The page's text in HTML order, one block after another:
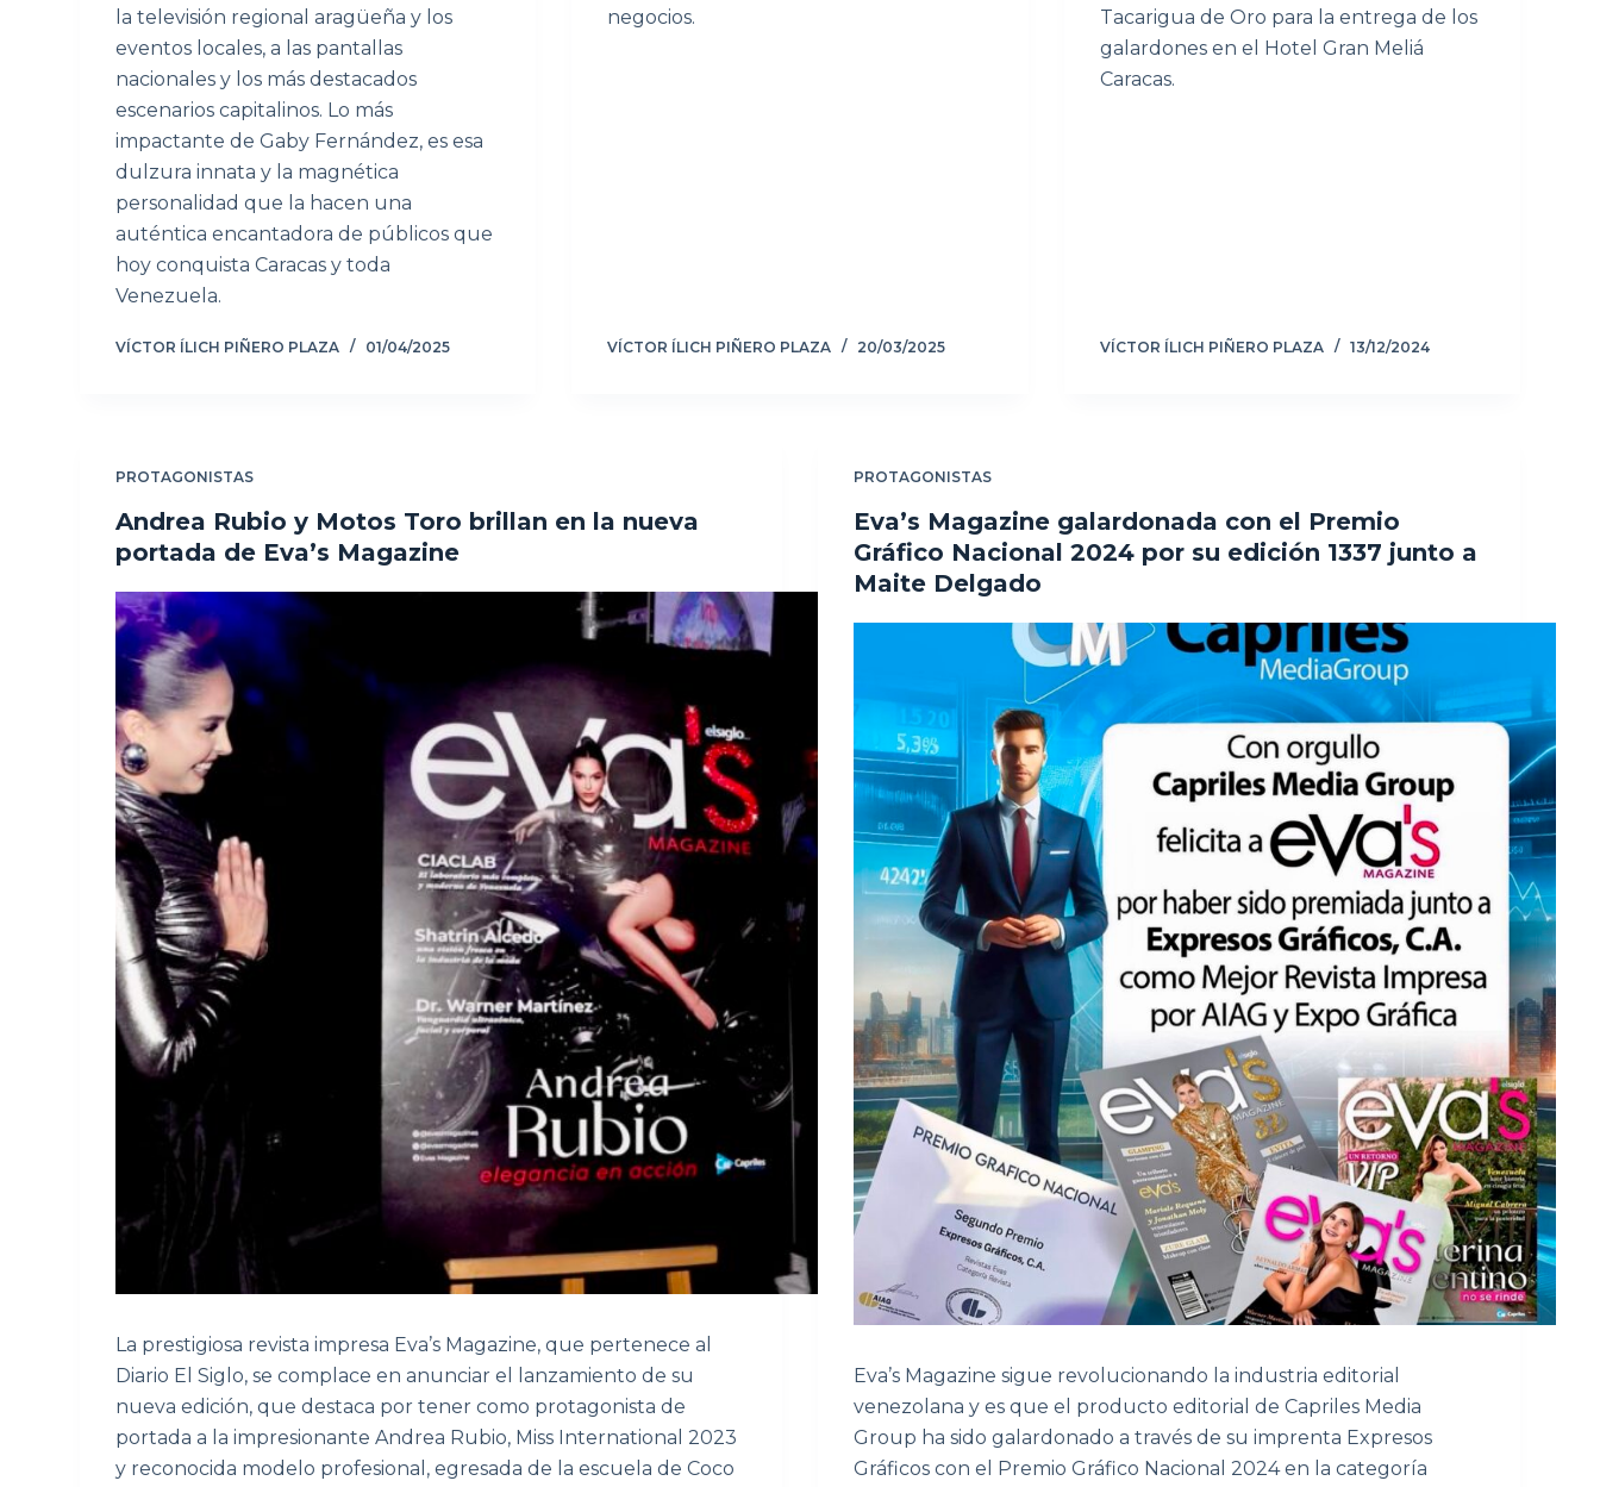
la televisión regional aragüeña y los
eventos locales, a las pantallas
nacionales y los más destacados
escenarios capitalinos. Lo más
impactante de Gaby Fernández, es esa
dulzura innata y la magnética
personalidad que la hacen una
auténtica encantadora de públicos que
hoy conquista Caracas y toda
Venezuela.
VÍCTOR ÍLICH PIÑERO PLAZA 01/04/2025
negocios.
VÍCTOR ÍLICH PIÑERO PLAZA 20/03/2025
Tacarigua de Oro para la entrega de los
galardones en el Hotel Gran Meliá
Caracas.
VÍCTOR ÍLICH PIÑERO PLAZA 13/12/2024
PROTAGONISTAS
Andrea Rubio y Motos Toro brillan en la nueva
portada de Eva’s Magazine
La prestigiosa revista impresa Eva’s Magazine, que pertenece al
Diario El Siglo, se complace en anunciar el lanzamiento de su
nueva edición, que destaca por tener como protagonista de
portada a la impresionante Andrea Rubio, Miss International 2023
y reconocida modelo profesional, egresada de la escuela de Coco
PROTAGONISTAS
Eva’s Magazine galardonada con el Premio
Gráfico Nacional 2024 por su edición 1337 junto a
Maite Delgado
Eva’s Magazine sigue revolucionando la industria editorial
venezolana y es que el producto editorial de Capriles Media
Group ha sido galardonado a través de su imprenta Expresos
Gráficos con el Premio Gráfico Nacional 2024 en la categoría